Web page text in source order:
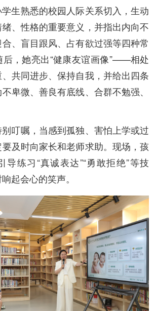
生熟悉的校园人际关系切入，生动
、性格的重要意义，并指出内向不
、盲目跟风、占有欲过强等四种常
后，她亮出“健康友谊画像”——相处
共同进步、保持自我，并给出四条
卑微、善良有底线、合群不勉强、
叮嘱，当感到孤独、害怕上学或过
及时向家长和老师求助。现场，孩
导练习“真诚表达”“勇敢拒绝”等技
起会心的笑声。